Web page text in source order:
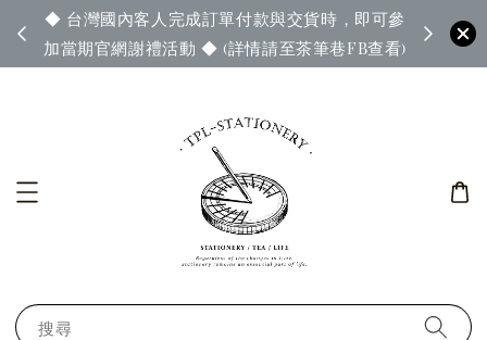
◆ 台灣國內客人完成訂單付款與交貨時，即可參
加當期官網謝禮活動 ◆ (詳情請至茶筆巷FB查看)
◆ 官
搜尋